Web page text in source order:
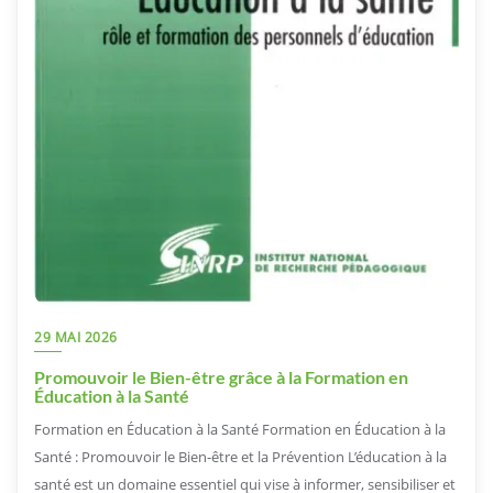
29 MAI 2026
Promouvoir le Bien-être grâce à la Formation en
Éducation à la Santé
Formation en Éducation à la Santé Formation en Éducation à la
Santé : Promouvoir le Bien-être et la Prévention L’éducation à la
santé est un domaine essentiel qui vise à informer, sensibiliser et